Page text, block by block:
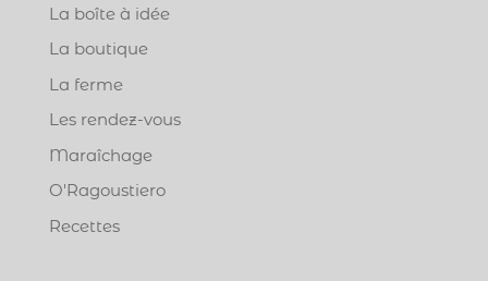
e
r
:
La boîte à idée
La boutique
La ferme
Les rendez-vous
Maraîchage
O'Ragoustiero
Recettes